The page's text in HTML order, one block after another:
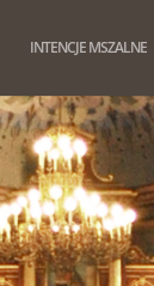
INTENCJE MSZALNE